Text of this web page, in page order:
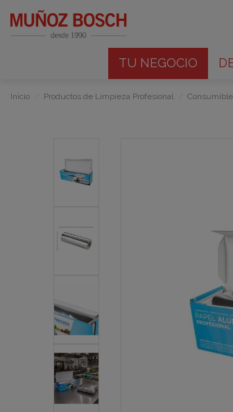
TU NEGOCIO
Inicio Productos de Limpieza Profesional